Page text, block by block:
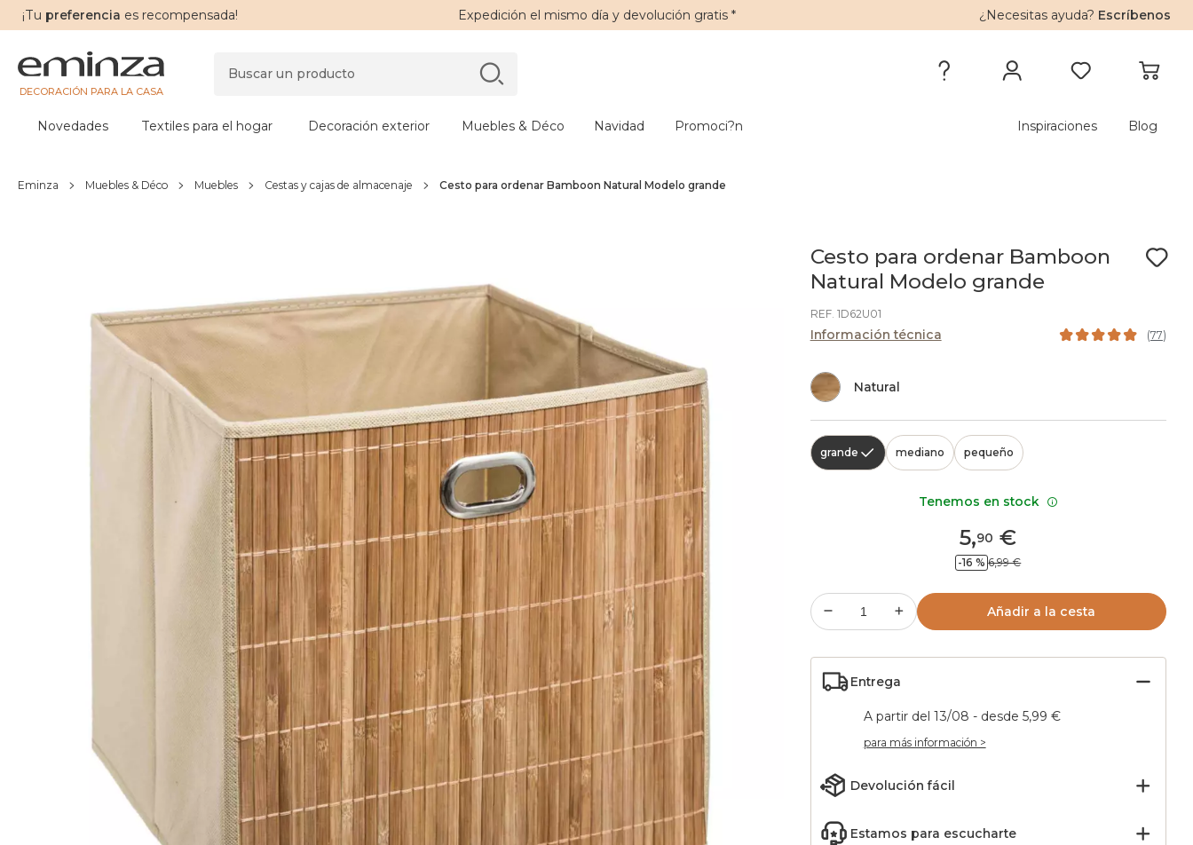
¡Tu preferencia es recompensada! Expedición el mismo día y devolución gratis* ¿Necesitas ayuda? Escríbenos
DECORACIÓN PARA LA CASA
Novedades Textiles para el hogar Decoración exterior Muebles & Déco Navidad Promoci?n Inspiraciones Blog
Eminza Muebles & Déco Muebles Cestas y cajas de almacenaje Cesto para ordenar Bamboon Natural Modelo grande
Cesto para ordenar Bamboon
Natural Modelo grande
REF. 1D62U01
Información técnica (77)
Natural
grande mediano pequeño
5,90 €
-16 % 6,99 €
Añadir a la cesta
Entrega
A partir del 13/08 - desde 5,99 €
para más información >
Devolución fácil
Estamos para escucharte